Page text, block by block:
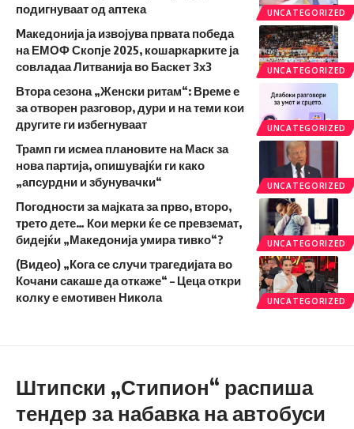
UNCATEGORIZED
подигнуваат од аптека
UNCATEGORIZED
Mакедонија ја извојува првата победа
на ЕМОФ Скопје 2025, кошаркарките ја
совладаа Литванија во Баскет 3х3
UNCATEGORIZED
Втора сезона „Женски ритам“: Време е
за отворен разговор, дури и на теми кои
другите ги избегнуваат
UNCATEGORIZED
Трамп ги исмеа плановите на Маск за
нова партија, опишувајќи ги како
„апсурдни и збунувачки“
UNCATEGORIZED
Погодности за мајката за прво, второ,
трето дете… Кои мерки ќе се превземат,
бидејќи „Македонија умира тивко“?
UNCATEGORIZED
(Видео) „Кога се случи трагедијата во
Кочани сакаше да откаже“ – Цеца откри
колку е емотивен Никола
Штипски „Стипион“ распиша
тендер за набавка на автобуси